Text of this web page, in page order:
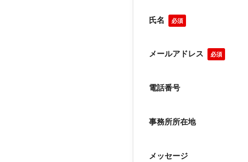
氏名 必須
メールアドレス 必須
電話番号
事務所所在地
メッセージ